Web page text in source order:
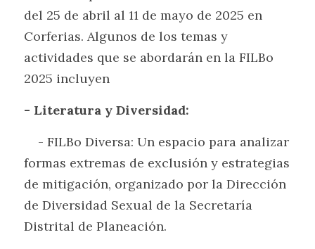
del 25 de abril al 11 de mayo de 2025 en
Corferias. Algunos de los temas y
actividades que se abordarán en la FILBo
2025 incluyen
- Literatura y Diversidad:
formas extremas de exclusión y estrategias
de mitigación, organizado por la Dirección
de Diversidad Sexual de la Secretaría
Distrital de Planeación.